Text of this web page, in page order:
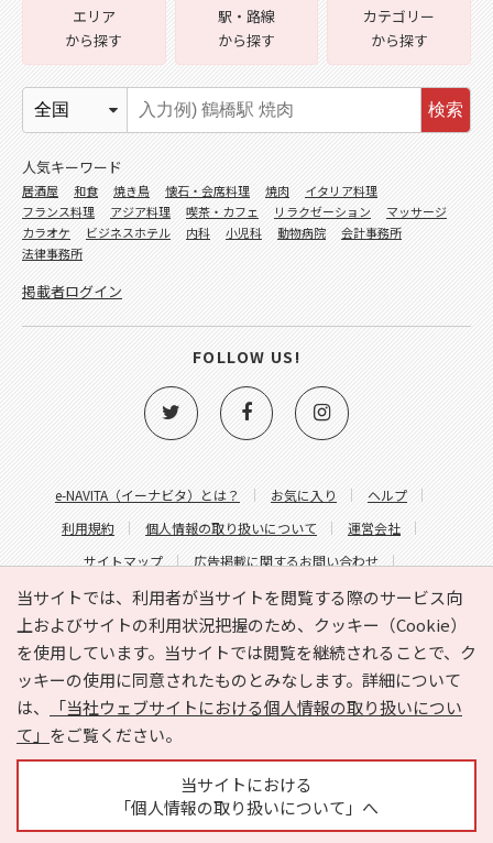
当サイトでは、利用者が当サイトを閲覧する際のサービス向
上およびサイトの利用状況把握のため、クッキー（Cookie）
を使用しています。当サイトでは閲覧を継続されることで、ク
ッキーの使用に同意されたものとみなします。詳細について
は、
「当社ウェブサイトにおける個人情報の取り扱いについ
て」 をご覧ください。
当サイトにおける
「個人情報の取り扱いについて」へ
e-NAVITA（イーナビタ）とは？ お気に入り
ヘルプ
利用規約
個人情報の取り扱いについて
運営会社
サイトマップ
広告掲載に関するお問い合わせ
サイトの内容に関するお問い合わせ
エリア
から探す
駅・路線
から探す
カテゴリー
から探す
検索
人気キーワード
居酒屋 和食 焼き鳥 懐石・会席料理 焼肉
イタリア料理
フランス料理
アジア料理 喫茶・カフェ リラクゼーション
マッサージ
カラオケ
ビジネスホテル 内科 小児科 動物病院
会計事務所
法律事務所
掲載者ログイン
FOLLOW US!
Copyright © HYOJITO.Co.,Ltd. All Rights Reserved.